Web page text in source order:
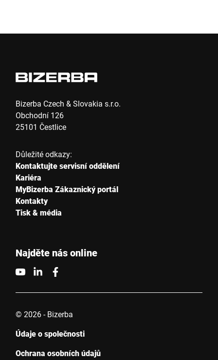
Město *
Země *
Vaše zpráva *
Prohlášení o ochraně údajů
Click to start verification
Bizerba Czech & Slovakia s.r.o.
Obchodní 126
25101 Čestlice
Důležité odkazy:
Kontaktujte servisní oddělení
Kariéra
MyBizerba Zákaznický portál
Kontakty
Tisk & média
Najděte nás online
© 2026 - Bizerba
Údaje o společnosti
Ochrana osobních údajů